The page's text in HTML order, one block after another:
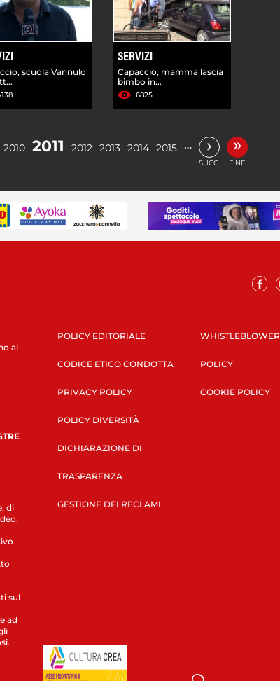
scuola Vannulo
SERVIZI
Capaccio, mamma lascia
bimbo in...
6825
2010 2011 2012 2013 2014 2015 … ›
SUCC.
»
FINE
al
di
sul
ad
POLICY EDITORIALE
CODICE ETICO CONDOTTA
PRIVACY POLICY
POLICY DIVERSITÀ
DICHIARAZIONE DI
TRASPARENZA
GESTIONE DEI RECLAMI
WHISTLEBLOWER
POLICY
COOKIE POLICY